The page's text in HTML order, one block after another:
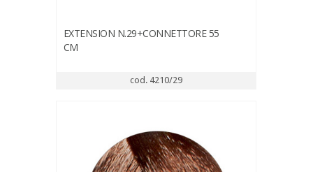
EXTENSION N.29+CONNETTORE 55
CM
cod. 4210/29